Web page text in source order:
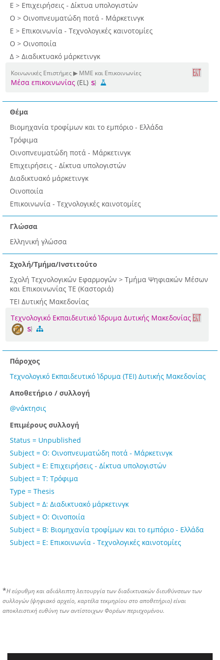
Ε > Επιχειρήσεις - Δίκτυα υπολογιστών
Ο > Οινοπνευματώδη ποτά - Μάρκετινγκ
Ε > Επικοινωνία - Τεχνολογικές καινοτομίες
Ο > Οινοποιία
Δ > Διαδικτυακό μάρκετινγκ
Κοινωνικές Επιστήμες ▶ ΜΜΕ και Επικοινωνίες
Μέσα επικοινωνίας (EL)
Θέμα
Βιομηχανία τροφίμων και το εμπόριο - Ελλάδα
Τρόφιμα
Οινοπνευματώδη ποτά - Μάρκετινγκ
Επιχειρήσεις - Δίκτυα υπολογιστών
Διαδικτυακό μάρκετινγκ
Οινοποιία
Επικοινωνία - Τεχνολογικές καινοτομίες
Γλώσσα
Ελληνική γλώσσα
Σχολή/Τμήμα/Ινστιτούτο
Σχολή Τεχνολογικών Εφαρμογών > Τμήμα Ψηφιακών Μέσων
και Επικοινωνίας ΤΕ (Καστοριά)
ΤΕΙ Δυτικής Μακεδονίας
Τεχνολογικό Εκπαιδευτικό Ίδρυμα Δυτικής Μακεδονίας
Πάροχος
Τεχνολογικό Εκπαιδευτικό Ίδρυμα (ΤΕΙ) Δυτικής Μακεδονίας
Αποθετήριο / συλλογή
@νάκτησις
Επιμέρους συλλογή
Status = Unpublished
Subject = Ο: Οινοπνευματώδη ποτά - Μάρκετινγκ
Subject = Ε: Επιχειρήσεις - Δίκτυα υπολογιστών
Subject = Τ: Τρόφιμα
Type = Thesis
Subject = Δ: Διαδικτυακό μάρκετινγκ
Subject = Ο: Οινοποιία
Subject = Β: Βιομηχανία τροφίμων και το εμπόριο - Ελλάδα
Subject = Ε: Επικοινωνία - Τεχνολογικές καινοτομίες
*Η εύρυθμη και αδιάλειπτη λειτουργία των διαδικτυακών διευθύνσεων των
συλλογών (ψηφιακό αρχείο, καρτέλα τεκμηρίου στο αποθετήριο) είναι
αποκλειστική ευθύνη των αντίστοιχων Φορέων περιεχομένου.